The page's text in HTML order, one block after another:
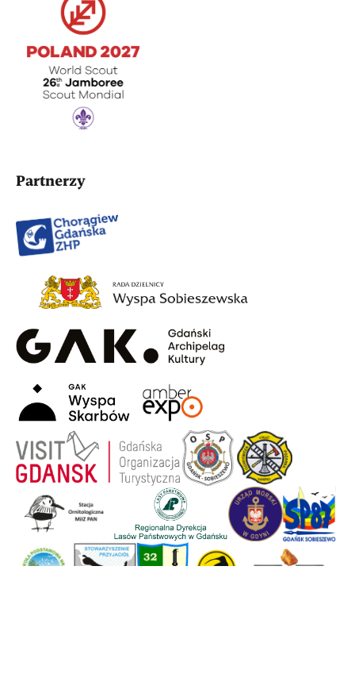
Partnerzy